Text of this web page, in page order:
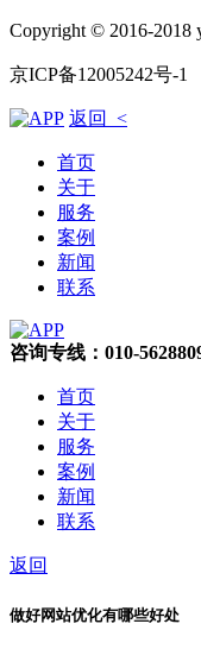
Copyright © 2016-2018
京ICP备12005242号-1
返回 <
首页
关于
服务
案例
新闻
联系
咨询专线：010-
首页
关于
服务
案例
新闻
联系
返回
做好网站优化有哪些好处